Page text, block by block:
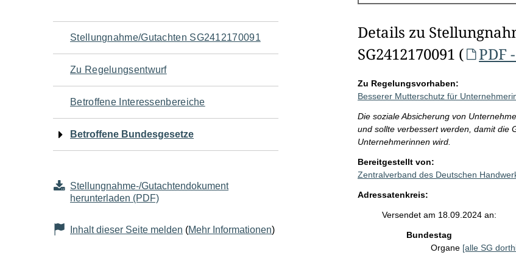
Navigation
für
den
Seiteninhalt
Stellungnahme/Gutachten SG2412170091
Zu Regelungsentwurf
Betroffene Interessenbereiche
Betroffene Bundesgesetze
Stellungnahme-/Gutachtendokument
herunterladen (PDF)
Inhalt dieser Seite melden (Mehr Informationen)
Details zu
SG2412170091 (
PDF
Zu Regelungsvorhaben:
Besserer Mutterschutz für
Die soziale Absicherung von
und sollte verbessert werden, damit die
Unternehmerinnen wird.
Bereitgestellt von:
Zentralverband des Deutschen
Adressatenkreis:
Versendet am 18.09.2024 an:
Bundestag
Organe [alle SG